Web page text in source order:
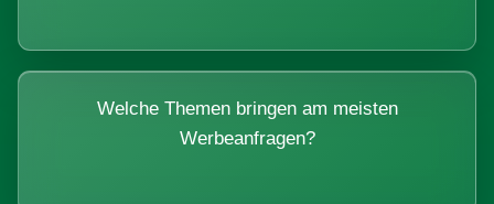
Welche Themen bringen am meisten
Werbeanfragen?